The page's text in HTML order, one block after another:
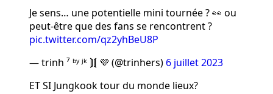
Je sens… une potentielle mini tournée ? 👀 ou
peut-être que des fans se rencontrent ?
pic.twitter.com/qz2yhBeU8P
— trinh ⁷ ᵇʸ ʲᵏ ⟭⟬ 💜 (@trinhers) 6 juillet 2023
ET SI Jungkook tour du monde lieux?